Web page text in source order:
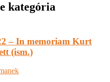
kategória
– In memoriam Kurt
(ism.)